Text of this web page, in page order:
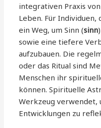
integrativen Praxis
Leben. Für Individuen,
ein Weg, um Sinn (sinn
sowie eine tiefere
aufzubauen. Die
oder das Ritual sind
Menschen ihr
können. Spirituelle
Werkzeug verwendet,
Entwicklungen zu